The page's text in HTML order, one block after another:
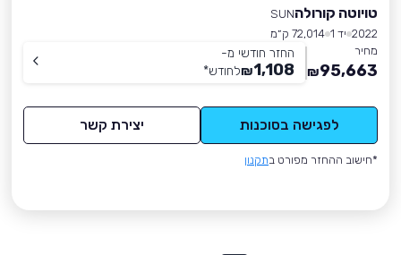
טויוטה קורולהSUN
2022 יד 1
72,014 ק״מ
מחיר
95,663
₪
החזר חודשי מ-
1,108
₪לחודש*
לפגישה בסוכנות יצירת קשר
*חישוב ההחזר מפורט בתקנון